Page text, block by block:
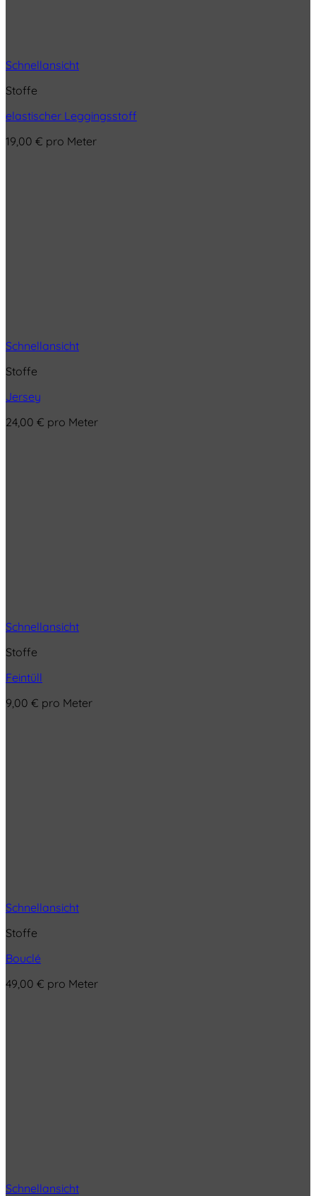
Schnellansicht
Stoffe
elastischer Leggingsstoff
19,00 € pro Meter
Schnellansicht
Stoffe
Jersey
24,00 € pro Meter
Schnellansicht
Stoffe
Feintüll
9,00 € pro Meter
Schnellansicht
Stoffe
Bouclé
49,00 € pro Meter
Schnellansicht